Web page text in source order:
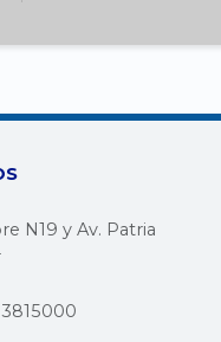
N19 y Av. Patria